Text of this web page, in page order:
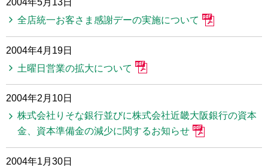
全店統一お客さま感謝デーの実施について
2004年4月19日
土曜日営業の拡大について
2004年2月10日
株式会社りそな銀行並びに株式会社近畿大阪銀行の資本
金、資本準備金の減少に関するお知らせ
2004年1月30日